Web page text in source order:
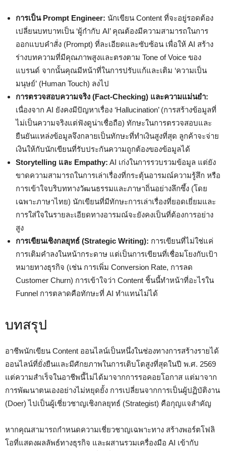
การเป็น Prompt Engineer: นักเขียน Content ที่จะอยู่รอดต้อง
เปลี่ยนบทบาทเป็น ‘ผู้กำกับ AI’ คุณต้องมีความสามารถในการ
ออกแบบคำสั่ง (Prompt) ที่ละเอียดและซับซ้อน เพื่อให้ AI สร้าง
ร่างบทความที่มีคุณภาพสูงและตรงตาม Tone of Voice ของ
แบรนด์ จากนั้นคุณมีหน้าที่ในการปรับแก้และเติม ‘ความเป็น
มนุษย์’ (Human Touch) ลงไป
การตรวจสอบความจริง (Fact-Checking) และความแม่นยำ:
เนื่องจาก AI ยังคงมีปัญหาเรื่อง ‘Hallucination’ (การสร้างข้อมูลที่
ไม่เป็นความจริงแต่ฟังดูน่าเชื่อถือ) ทักษะในการตรวจสอบและ
ยืนยันแหล่งข้อมูลจึงกลายเป็นทักษะที่ทำเงินสูงที่สุด ลูกค้าจะจ่าย
เงินให้กับนักเขียนที่รับประกันความถูกต้องของข้อมูลได้
Storytelling และ Empathy: AI เก่งในการรวบรวมข้อมูล แต่ยัง
ขาดความสามารถในการเล่าเรื่องที่กระตุ้นอารมณ์ความรู้สึก หรือ
การเข้าใจบริบททางวัฒนธรรมและภาษาถิ่นอย่างลึกซึ้ง (โดย
เฉพาะภาษาไทย) นักเขียนที่มีทักษะการเล่าเรื่องที่ยอดเยี่ยมและ
การใส่ใจในรายละเอียดทางอารมณ์จะยังคงเป็นที่ต้องการอย่าง
สูง
การเขียนเชิงกลยุทธ์ (Strategic Writing): การเขียนที่ไม่ใช่แค่
การเติมคำลงในหน้ากระดาษ แต่เป็นการเขียนที่เชื่อมโยงกับเป้า
หมายทางธุรกิจ (เช่น การเพิ่ม Conversion Rate, การลด
Customer Churn) การเข้าใจว่า Content ชิ้นนี้ทำหน้าที่อะไรใน
Funnel การตลาดคือทักษะที่ AI ทำแทนไม่ได้
บทสรุป
อาชีพนักเขียน Content ออนไลน์เป็นหนึ่งในช่องทางการสร้างรายได้
ออนไลน์ที่ยั่งยืนและมีศักยภาพในการเติบโตสูงที่สุดในปี พ.ศ. 2569
แต่ความสำเร็จในอาชีพนี้ไม่ได้มาจากการรอคอยโอกาส แต่มาจาก
การพัฒนาตนเองอย่างไม่หยุดยั้ง การเปลี่ยนจากการเป็นผู้ปฏิบัติงาน
(Doer) ไปเป็นผู้เชี่ยวชาญเชิงกลยุทธ์ (Strategist) คือกุญแจสำคัญ
หากคุณสามารถกำหนดความเชี่ยวชาญเฉพาะทาง สร้างพอร์ตโฟลิ
โอที่แสดงผลลัพธ์ทางธุรกิจ และผสานรวมเครื่องมือ AI เข้ากับ